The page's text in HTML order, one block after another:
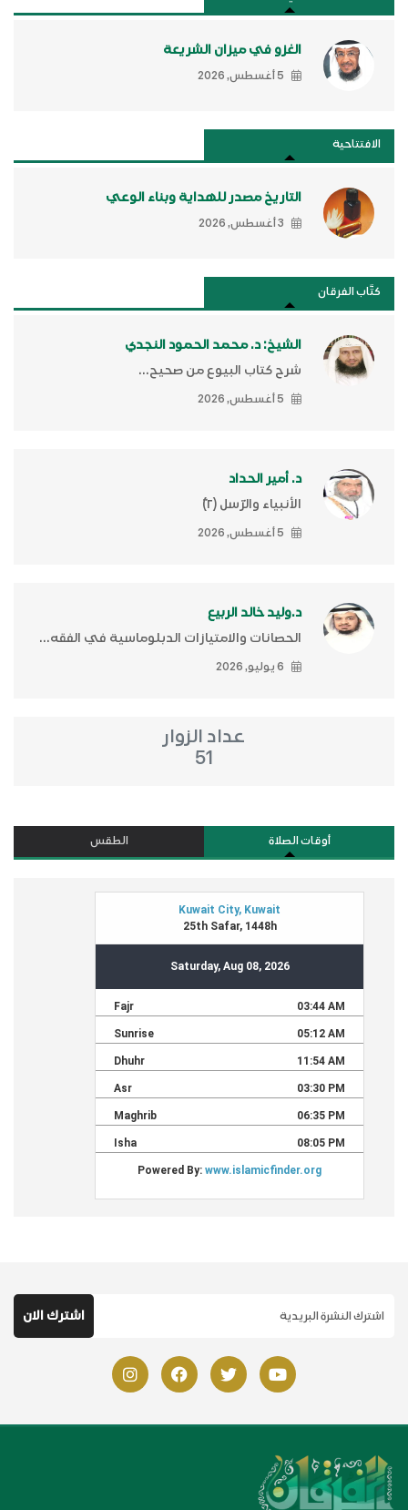
الغزو في ميزان الشريعة
5 أغسطس, 2026
الافتتاحية
التاريخ مصدر للهداية وبناء الوعي
3 أغسطس, 2026
كتَّاب الفرقان
الشيخ: د. محمد الحمود النجدي
شرح كتاب البيوع من صحيح...
5 أغسطس, 2026
د. أمير الحداد
الأنبياء والرّسل (٢)ّ
5 أغسطس, 2026
د.وليد خالد الربيع
الحصانات والامتيازات الدبلوماسية في الفقه...
6 يوليو, 2026
عداد الزوار
51
أوقات الصلاة الطقس